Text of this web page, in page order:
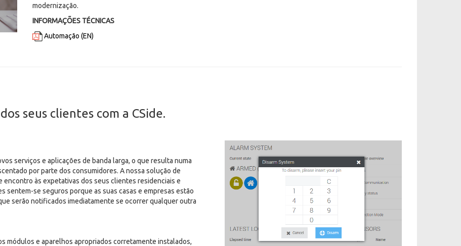
modernização.
INFORMAÇÕES TÉCNICAS
Automação (EN)
seus clientes com a CSide.
serviços e aplicações de banda larga, o que resulta numa
por parte dos consumidores. A nossa solução de
às expetativas dos seus clientes residenciais e
sentem-se seguros porque as suas casas e empresas estão
serão notificados imediatamente se ocorrer qualquer outra
módulos e aparelhos apropriados corretamente instalados,